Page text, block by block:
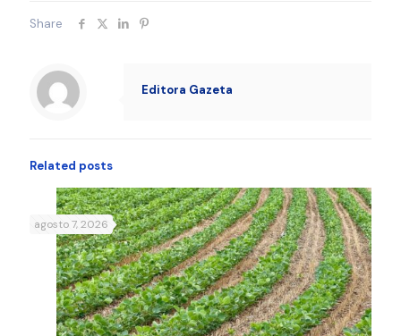
Share
Editora Gazeta
Related posts
agosto 7, 2026